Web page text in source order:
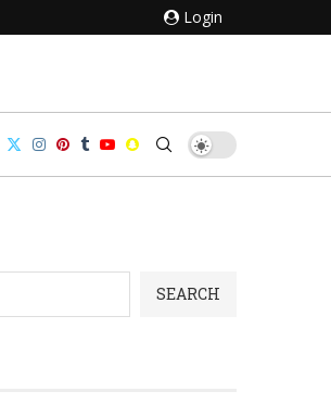
Login
SEARCH